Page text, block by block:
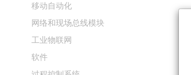
移动自动化
网络和现场总线模块
工业物联网
软件